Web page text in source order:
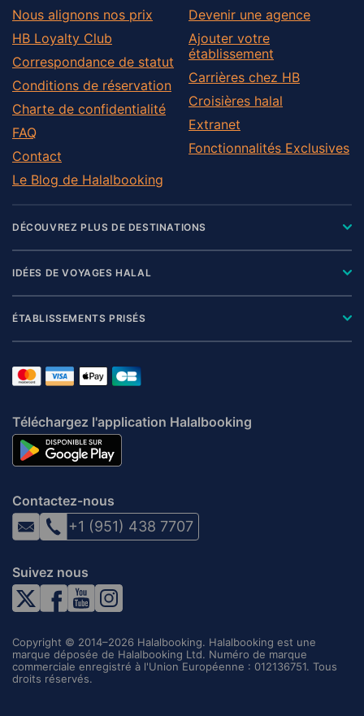
Nous alignons nos prix
HB Loyalty Club
Correspondance de statut
Conditions de réservation
Charte de confidentialité
FAQ
Contact
Le Blog de Halalbooking
Devenir une agence
Ajouter votre
établissement
Carrières chez HB
Croisières halal
Extranet
Fonctionnalités Exclusives
DÉCOUVREZ PLUS DE DESTINATIONS
IDÉES DE VOYAGES HALAL
ÉTABLISSEMENTS PRISÉS
Téléchargez l'application Halalbooking
Contactez-nous
+1 (951) 438 7707
Suivez nous
Copyright © 2014–2026 Halalbooking. Halalbooking est une
marque déposée de Halalbooking Ltd. Numéro de marque
commerciale enregistré à l'Union Européenne : 012136751. Tous
droits réservés.